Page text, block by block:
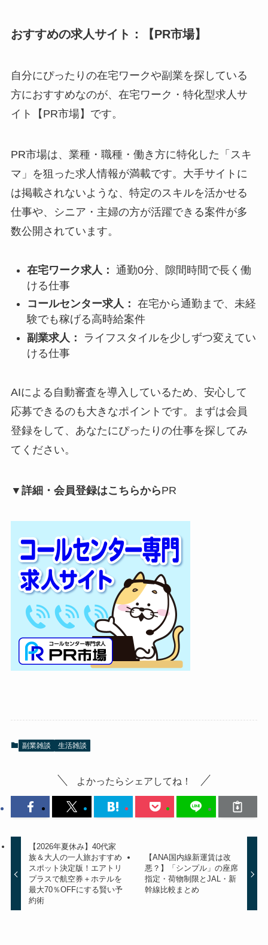
おすすめの求人サイト：【PR市場】
自分にぴったりの在宅ワークや副業を探している
方におすすめなのが、在宅ワーク・特化型求人サ
イト【PR市場】です。
PR市場は、業種・職種・働き方に特化した「スキ
マ」を狙った求人情報が満載です。大手サイトに
は掲載されないような、特定のスキルを活かせる
仕事や、シニア・主婦の方が活躍できる案件が多
数公開されています。
在宅ワーク求人： 通勤0分、隙間時間で長く働
ける仕事
コールセンター求人： 在宅から通勤まで、未経
験でも稼げる高時給案件
副業求人：
ライフスタイルを少しずつ変えてい
ける仕事
AIによる自動審査を導入しているため、安心して
応募できるのも大きなポイントです。まずは会員
登録をして、あなたにぴったりの仕事を探してみ
てください。
▼詳細・会員登録はこちらからPR
副業雑談 生活雑談
よかったらシェアしてね！
【2026年夏休み】40代家
族＆大人の一人旅おすすめ
スポット決定版！エアトリ
プラスで航空券＋ホテルを
最大70％OFFにする賢い予
約術
【ANA国内線新運賃は改
悪？】「シンプル」の座席
指定・荷物制限とJAL・新
幹線比較まとめ